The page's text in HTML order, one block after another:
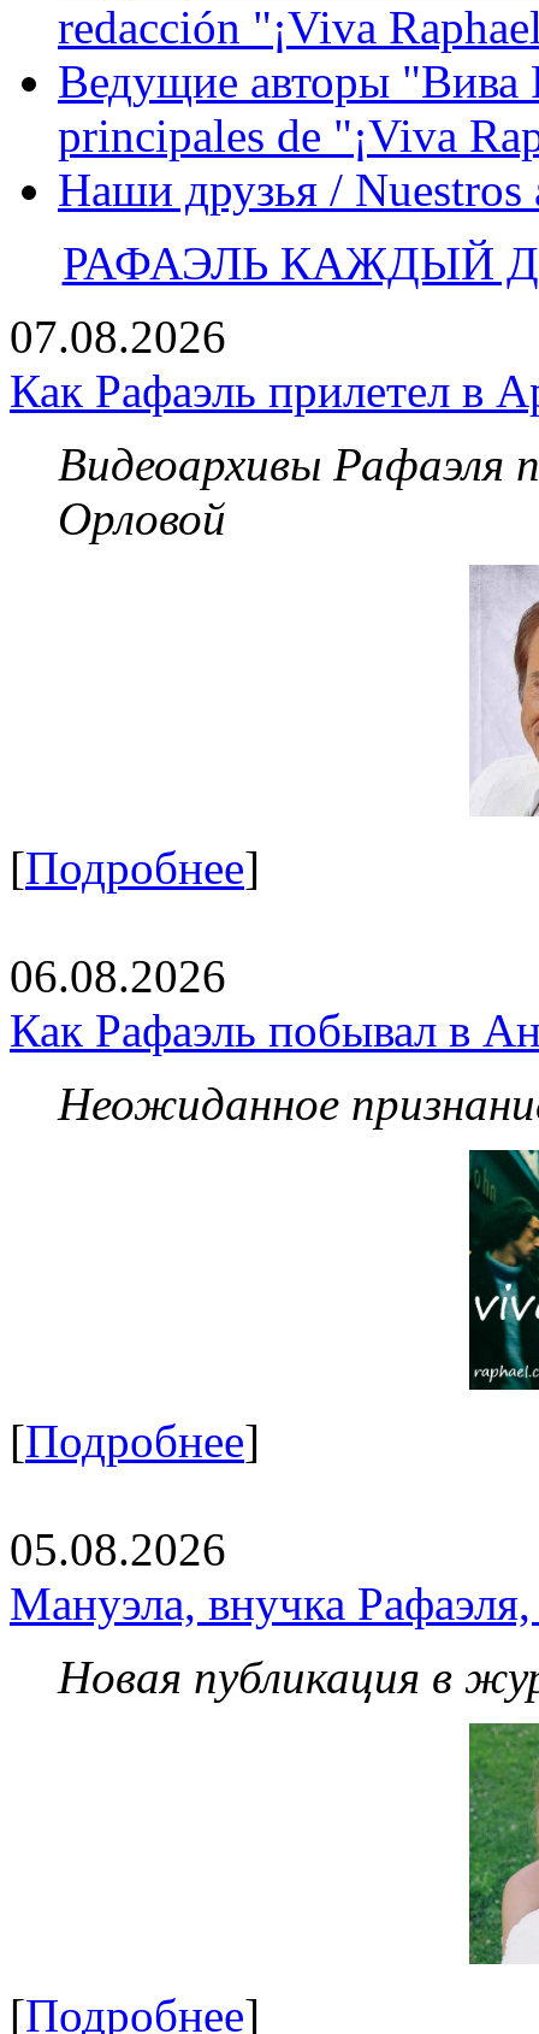
redacción "¡Viva
Ведущие авторы "Вива
principales de "¡Viva
Наши друзья / Nuestros
РАФАЭЛЬ КАЖДЫЙ
07.08.2026
Как Рафаэль прилетел в
Видеоархивы Рафаэля
Орловой
[Подробнее]
06.08.2026
Как Рафаэль побывал в
Неожиданное
[Подробнее]
05.08.2026
Мануэла, внучка
Новая публикация в
[Подробнее]